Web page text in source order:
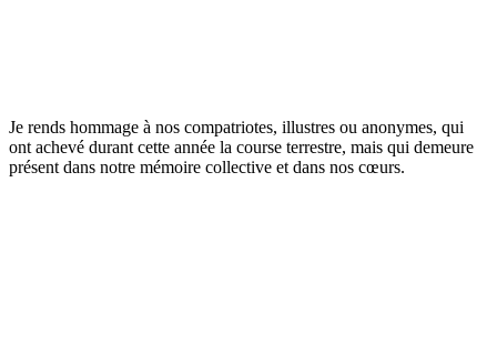
Je rends hommage à nos compatriotes, illustres ou anonymes, qui
ont achevé durant cette année la course terrestre, mais qui demeure
présent dans notre mémoire collective et dans nos cœurs.